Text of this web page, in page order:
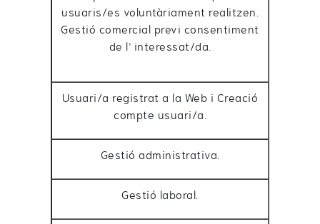
usuaris/es voluntàriament realitzen.
Gestió comercial previ consentiment
de l’ interessat/da.
Usuari/a registrat a la Web i Creació
compte usuari/a.
Gestió administrativa.
Gestió laboral.